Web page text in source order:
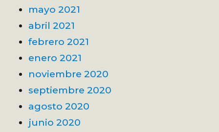
mayo 2021
abril 2021
febrero 2021
enero 2021
noviembre 2020
septiembre 2020
agosto 2020
junio 2020